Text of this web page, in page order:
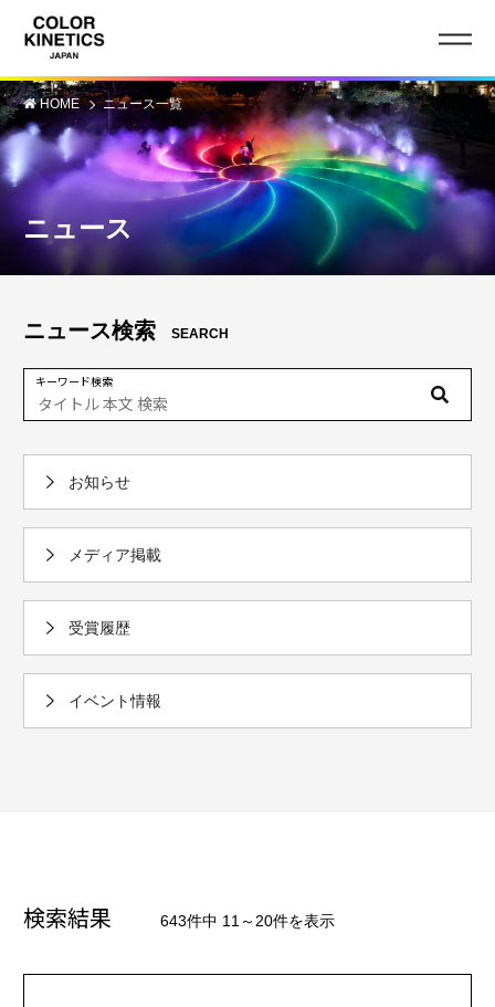
HOME ニュース一覧
ニュース
ニュース検索 SEARCH
キーワード検索
お知らせ
メディア掲載
受賞履歴
イベント情報
検索結果 643件中 11～20件を表示